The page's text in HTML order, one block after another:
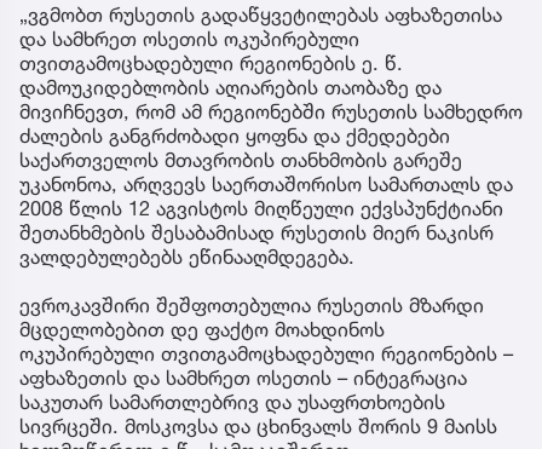
„ვგმობთ რუსეთის გადაწყვეტილებას აფხაზეთისა
და სამხრეთ ოსეთის ოკუპირებული
თვითგამოცხადებული რეგიონების ე. წ.
დამოუკიდებლობის აღიარების თაობაზე და
მივიჩნევთ, რომ ამ რეგიონებში რუსეთის სამხედრო
ძალების განგრძობადი ყოფნა და ქმედებები
საქართველოს მთავრობის თანხმობის გარეშე
უკანონოა, არღვევს საერთაშორისო სამართალს და
2008 წლის 12 აგვისტოს მიღწეული ექვსპუნქტიანი
შეთანხმების შესაბამისად რუსეთის მიერ ნაკისრ
ვალდებულებებს ეწინააღმდეგება.
ევროკავშირი შეშფოთებულია რუსეთის მზარდი
მცდელობებით დე ფაქტო მოახდინოს
ოკუპირებული თვითგამოცხადებული რეგიონების –
აფხაზეთის და სამხრეთ ოსეთის – ინტეგრაცია
საკუთარ სამართლებრივ და უსაფრთხოების
სივრცეში. მოსკოვსა და ცხინვალს შორის 9 მაისს